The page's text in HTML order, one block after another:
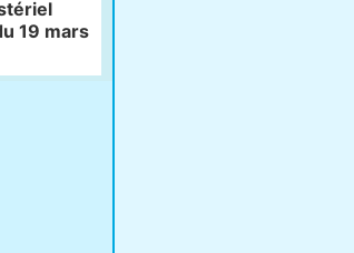
19 mars